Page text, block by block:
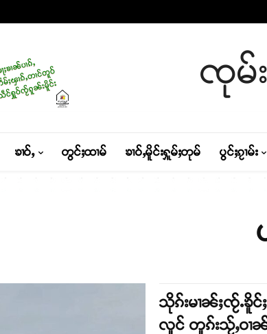
ၸုမ်
ၶၢဝ်ႇ တွင်ႈထၢမ် ၶၢဝ်ႇမိူင်းႁူမ်ႈတုမ် ပွင်ႈၵႂၢမ်း
သိုၵ်းမၢၼ်ႈၸႂ်ႉၶိူင်
လူင် တူၵ်းသႂ်ႇဝၢၼ်